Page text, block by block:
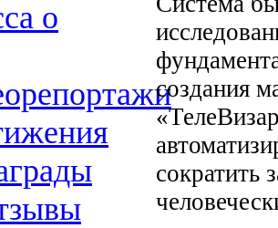
о
создания
сократить